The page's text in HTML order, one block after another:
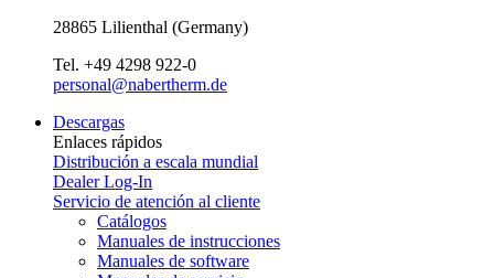
28865 Lilienthal (Germany)
Tel. +49 4298 922-0
personal@nabertherm.de
Descargas
Enlaces rápidos
Distribución a escala mundial
Dealer Log-In
Servicio de atención al cliente
Catálogos
Manuales de instrucciones
Manuales de software